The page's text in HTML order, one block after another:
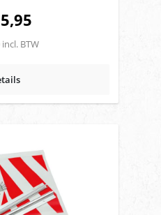
maken mal en
strips bijgevoegd
BTW